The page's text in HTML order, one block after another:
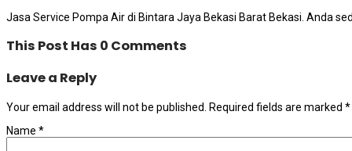
Jasa Service Pompa Air di Bintara Jaya Bekasi Barat Bekasi. Andа
This Post Has 0 Comments
Leave a Reply
Your email address will not be published. Required fields are marked *
Name *